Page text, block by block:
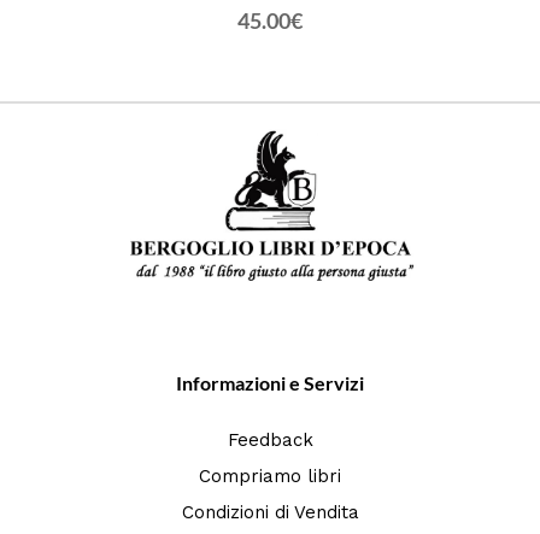
45.00€
Informazioni e Servizi
Feedback
Compriamo libri
Condizioni di Vendita